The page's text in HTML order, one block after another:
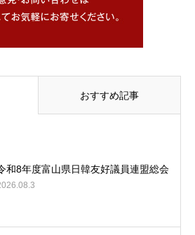
おすすめ記事
和8年度富山県日韓友好議員連盟総会